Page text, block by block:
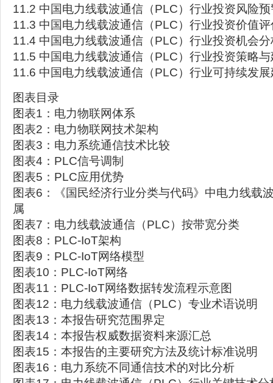
11.2 中国电力线载波通信（PLC）行业投资风险预
11.3 中国电力线载波通信（PLC）行业投资价值评
11.4 中国电力线载波通信（PLC）行业投资机会分
11.5 中国电力线载波通信（PLC）行业投资策略
11.6 中国电力线载波通信（PLC）行业可持续发
图表目录
图表1：电力物联网体系
图表2：电力物联网技术架构
图表3：电力系统通信技术比较
图表4：PLC信号调制
图表5：PLC应用优势
图表6：《国民经济行业分类与代码》中电力线载
属
图表7：电力线载波通信（PLC）按带宽分类
图表8：PLC-IoT架构
图表9：PLC-IoT网络模型
图表10：PLC-IoT网络
图表11：PLC-IoT网络数据转发流程示意图
图表12：电力线载波通信（PLC）专业术语说明
图表13：本报告研究范围界定
图表14：本报告权威数据资料来源汇总
图表15：本报告的主要研究方法及统计标准说明
图表16：电力系统不同通信技术的对比分析